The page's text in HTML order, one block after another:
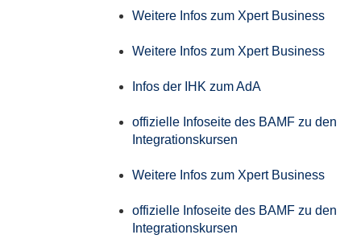
Weitere Infos zum Xpert Business
Weitere Infos zum Xpert Business
Infos der IHK zum AdA
offizielle Infoseite des BAMF zu den
Integrationskursen
Weitere Infos zum Xpert Business
offizielle Infoseite des BAMF zu den
Integrationskursen